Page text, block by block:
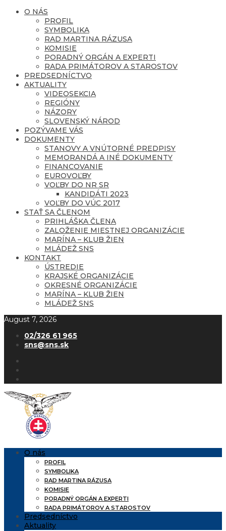
O NÁS
PROFIL
SYMBOLIKA
RAD MARTINA RÁZUSA
KOMISIE
PORADNÝ ORGÁN A EXPERTI
RADA PRIMÁTOROV A STAROSTOV
PREDSEDNÍCTVO
AKTUALITY
VIDEOSEKCIA
REGIÓNY
NÁZORY
SLOVENSKÝ NÁROD
POZÝVAME VÁS
DOKUMENTY
STANOVY A VNÚTORNÉ PREDPISY
MEMORANDÁ A INÉ DOKUMENTY
FINANCOVANIE
EUROVOĽBY
VOĽBY DO NR SR
KANDIDÁTI 2023
VOĽBY DO VÚC 2017
STAŤ SA ČLENOM
PRIHLÁŠKA ČLENA
ZALOŽENIE MIESTNEJ ORGANIZÁCIE
MARÍNA – KLUB ŽIEN
MLÁDEŽ SNS
KONTAKT
ÚSTREDIE
KRAJSKÉ ORGANIZÁCIE
OKRESNÉ ORGANIZÁCIE
MARÍNA – KLUB ŽIEN
MLÁDEŽ SNS
August 7, 2026
02/326 61 965
sns@sns.sk
O nás
PROFIL
SYMBOLIKA
RAD MARTINA RÁZUSA
KOMISIE
PORADNÝ ORGÁN A EXPERTI
RADA PRIMÁTOROV A STAROSTOV
Predsedníctvo
Aktuality